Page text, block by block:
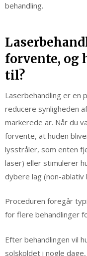
behandling.
forvente, og
til?
Laserbehandling er
reducere synligheden
markerede ar. Når du
forvente, at huden
lysstråler, som enten
laser) eller stimulerer
dybere lag (non-ablativ
Proceduren foregår
for flere behandlinger
Efter behandlingen vil
solskoldet i nogle